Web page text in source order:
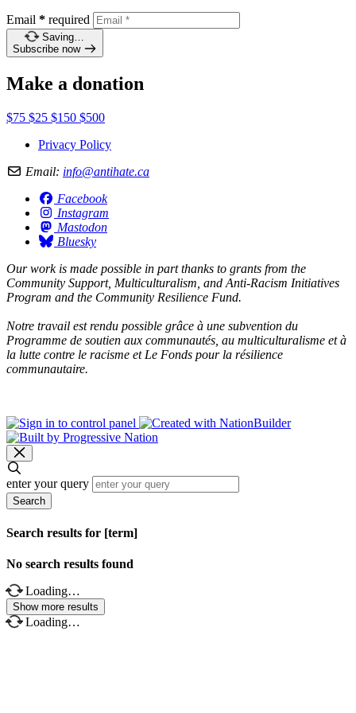
Email * required
Saving…
Subscribe now
Make a donation
$75 $25 $150 $500
Privacy Policy
Email: info@antihate.ca
Facebook
Instagram
Mastodon
Bluesky
Our work is made possible in part thanks to grants from the
Community Support, Multiculturalism, and Anti-Racism Initiatives
Program and the Community Resilience Fund.
Notre travail est rendu possible grâce à une subvention du
Programme de soutien aux communautés, au multiculturalisme et à
la lutte contre le racisme et Le Fonds pour la résilience
communautaire.
enter your query
Search
Search results for [term]
No search results found
Loading…
Show more results
Loading…